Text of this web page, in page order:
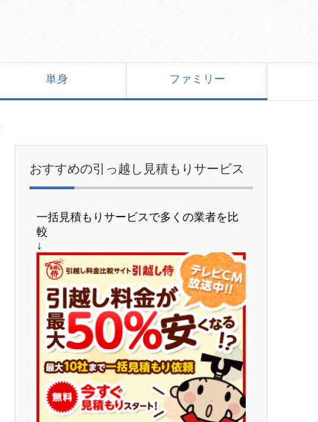
単身 ファミリー
おすすめの引っ越し見積もりサービス
一括見積もりサービスで多くの業者を比
較
↓